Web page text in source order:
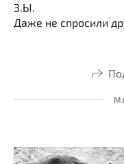
З.Ы.
Даже не спросили